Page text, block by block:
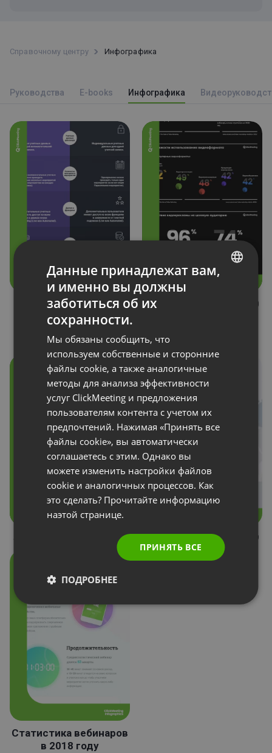
Справочному центру Инфографика
Руководства E-books Инфографика
Вспомогательные
учетные записи и
дополнительные
пользователи
State of Webinars 2020
State of Webinars 2020 State of Webinars 2019
Статистика вебинаров
в 2018 году
RUSSIAN
PORTUGUESE
ITALIAN
Данные принадлежат вам,
и именно вы должны
заботиться об их
сохранности.
Мы обязаны сообщить, что
используем собственные и сторонние
файлы cookie, а также аналогичные
методы для анализа эффективности
услуг ClickMeeting и предложения
пользователям контента с учетом их
предпочтений. Нажимая «Принять все
файлы cookie», вы автоматически
соглашаетесь с этим. Однако вы
можете изменить настройки файлов
cookie и аналогичных процессов. Как
это сделать? Прочитайте информацию
наэтой странице.
ПРИНЯТЬ ВСЕ
ПОДРОБНЕЕ